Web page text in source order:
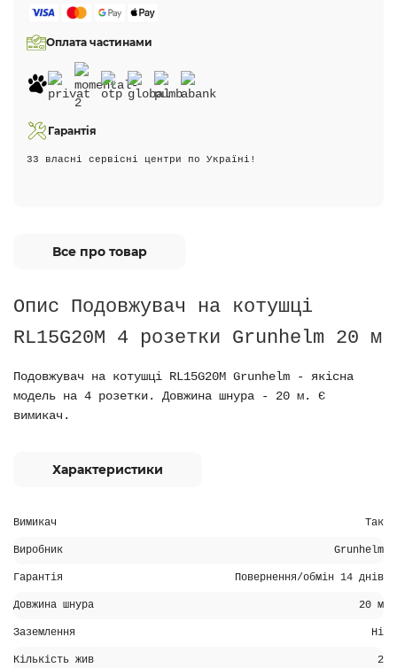
Оплата частинами
Гарантія
33 власні сервісні центри по Україні!
Все про товар
Опис Подовжувач на котушці
RL15G20M 4 розетки Grunhelm 20 м
Подовжувач на котушці RL15G20M Grunhelm - якісна
модель на 4 розетки. Довжина шнура - 20 м. Є
вимикач.
Характеристики
Вимикач Так
Виробник Grunhelm
Гарантія Повернення/обмін 14 днів
Довжина шнура 20 м
Заземлення Ні
Кількість жив 2